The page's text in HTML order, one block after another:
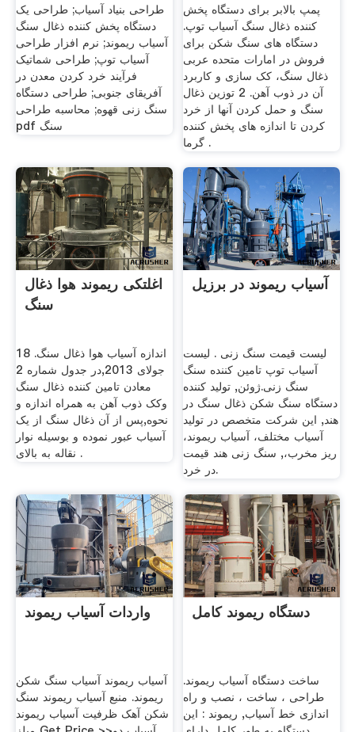
طراحی بنیاد آسیاب; طراحی یک
دستگاه پخش کننده ذغال سنگ
آسیاب ریموند; نرم افزار طراحی
آسیاب توپ; طراحی شماتیک
فرآیند خرد کردن معدن در
آفریقای جنوبی; طراحی دستگاه
سنگ زنی قهوه; محاسبه طراحی
pdf سنگ
پمپ بالابر برای دستگاه پخش
کننده ذغال سنگ آسیاب توپ.
دستگاه های سنگ شکن برای
فروش در امارات متحده عربی
ذغال سنگ، کک سازی و کاربرد
آن در ذوب آهن. 2 توزین ذغال
سنگ و حمل کردن آنها از خرد
کردن تا اندازه های پخش کننده
گرما .
اغلتکی ریموند هوا ذغال
سنگ
اندازه آسیاب هوا ذغال سنگ. 18
جولای 2013,در جدول شماره 2
معادن تامین کننده ذغال سنگ
وکک ذوب آهن به همراه اندازه و
نحوه,پس از آن ذغال سنگ از یک
آسیاب عبور نموده و بوسیله نوار
نقاله به بالای .
آسیاب ریموند در برزیل
لیست قیمت سنگ زنی . لیست
آسیاب توپ تامین کننده سنگ
سنگ زنی.ژوئن, تولید کننده
دستگاه سنگ شکن ذغال سنگ در
هند, این شرکت متخصص در تولید
آسیاب مختلف، آسیاب ریموند،
ریز مخرب،, سنگ زنی هند قیمت
در خرد.
واردات آسیاب ریموند
آسیاب ریموند آسیاب سنگ شکن
ریموند. منبع آسیاب ریموند سنگ
شکن آهک ظرفیت آسیاب ریموند
دستگاه ریموند کامل
ساخت دستگاه آسیاب ریموند.
طراحی ، ساخت ، نصب و راه
اندازی خط آسیاب, ریموند : این